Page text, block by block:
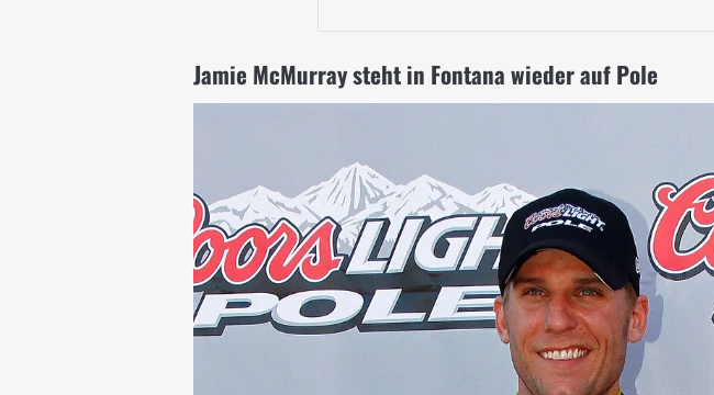
Jamie McMurray steht in Fontana wieder auf Pole